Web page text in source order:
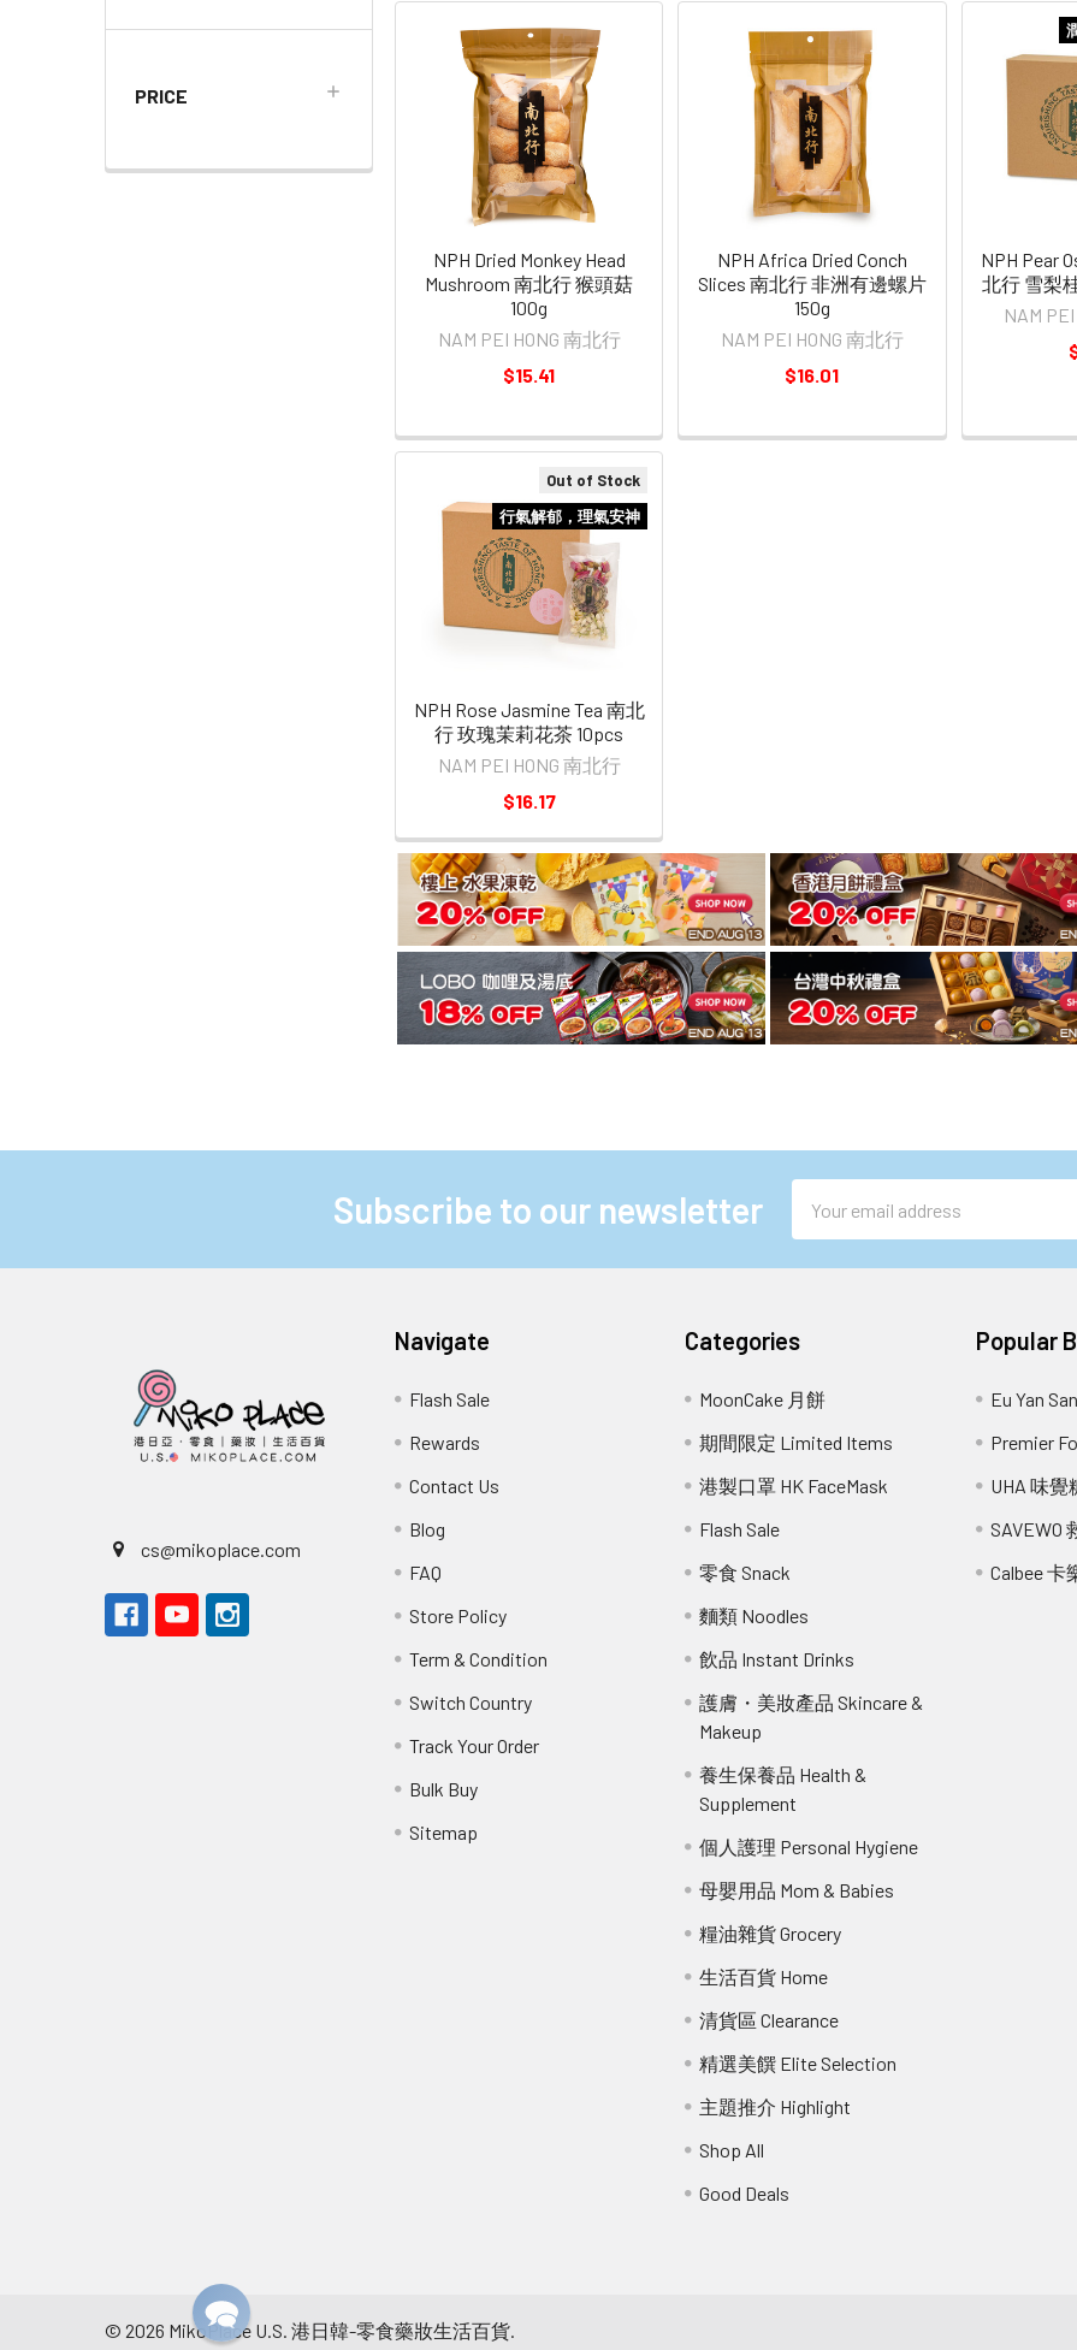
PRICE
NPH Dried Monkey Head
Mushroom 南北行 猴頭菇
100g
NAM PEI HONG 南北行
$15.41
Out of Stock
行氣解郁，理氣安神
NPH Rose Jasmine Tea 南北
行 玫瑰茉莉花茶 10pcs
NAM PEI HONG 南北行
$16.17
NPH Africa Dried Conch
Slices 南北行 非洲有邊螺片
150g
NAM PEI HONG 南北行
$16.01
NPH Pear
北行 雪梨
NAM
Subscribe to our newsletter
Address
cs@mikoplace.com
Navigate
Flash Sale
Rewards
Contact Us
Blog
FAQ
Store Policy
Term & Condition
Switch Country
Track Your Order
Bulk Buy
Sitemap
Categories
MoonCake 月餅
期間限定 Limited Items
港製口罩 HK FaceMask
Flash Sale
零食 Snack
麵類 Noodles
飲品 Instant Drinks
護膚・美妝產品 Skincare &
Makeup
養生保養品 Health &
Supplement
個人護理 Personal Hygiene
母嬰用品 Mom & Babies
糧油雜貨 Grocery
生活百貨 Home
清貨區 Clearance
精選美饌 Elite Selection
主題推介 Highlight
Shop All
Good Deals
Popular
Eu Yan
Premier
UHA 味覺
SAVEWO
Calbee 卡
© 2026 MikoPlace U.S. 港日韓-零食藥妝生活百貨.